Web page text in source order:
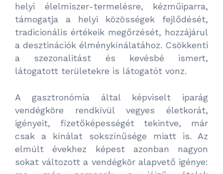
helyi élelmiszer-termelésre, kézműiparra,
támogatja a helyi közösségek fejlődését,
tradicionális értékeik megőrzését, hozzájárul
a desztinációk élménykínálatához. Csökkenti
a szezonalitást és kevésbé ismert,
látogatott területekre is látogatót vonz.
A gasztronómia által képviselt iparág
vendégköre rendkívül vegyes életkorát,
igényeit, fizetőképességét tekintve, már
csak a kínálat sokszínűsége miatt is. Az
elmúlt évekhez képest azonban nagyon
sokat változott a vendégkör alapvető igénye: